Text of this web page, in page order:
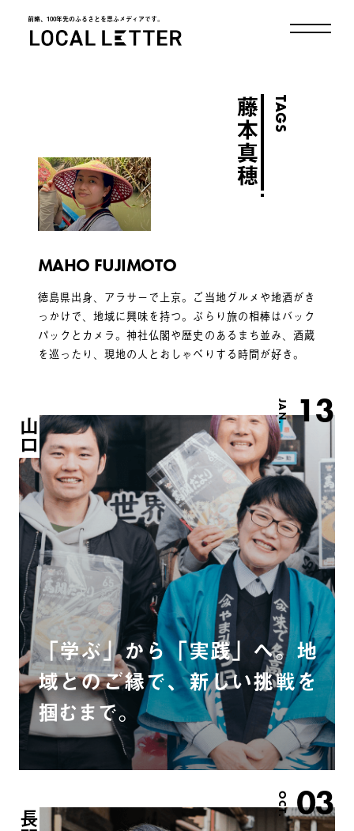
前略、100年先のふるさとを思ふメディアです。
TAGS
藤本真穂
MAHO FUJIMOTO
徳島県出身、アラサーで上京。ご当地グルメや地酒がき
っかけで、地域に興味を持つ。ぶらり旅の相棒はバック
パックとカメラ。神社仏閣や歴史のあるまち並み、酒蔵
を巡ったり、現地の人とおしゃべりする時間が好き。
JAN. 13
山口
「学ぶ」から「実践」へ。地
域とのご縁で、新しい挑戦を
掴むまで。
OCT. 03